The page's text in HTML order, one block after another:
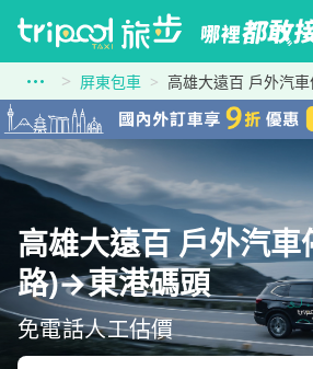
屏東包車 高雄大遠百 戶外汽車
高雄大遠百 戶外汽車
路)→東港碼頭
免電話人工估價